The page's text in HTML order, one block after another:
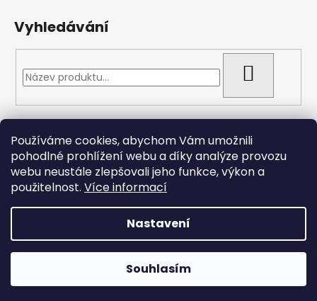
Používáme cookies, abychom Vám umožnili
pohodlné prohlížení webu a díky analýze provozu
webu neustále zlepšovali jeho funkce, výkon a
použitelnost. Více informací
Nastavení
Souhlasím
Vyhledávání
Přijímáme online platby
Copyright 2026Arizonacarp.cz. Všechna práva
vyhrazena.